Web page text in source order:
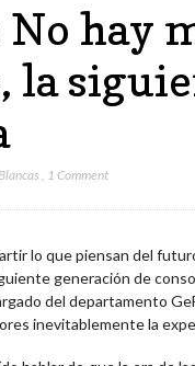
hay
la
1 Comment
lo que piensan del
generación de
del departamento
inevitablemente la